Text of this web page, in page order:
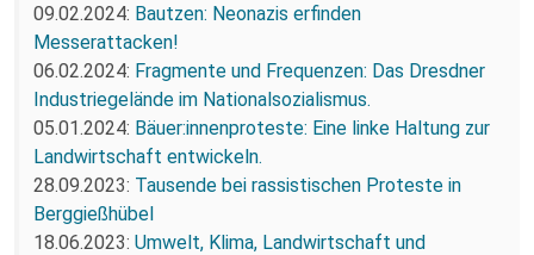
09.02.2024: Bautzen: Neonazis erfinden
Messerattacken!
06.02.2024: Fragmente und Frequenzen: Das Dresdner
Industriegelände im Nationalsozialismus.
05.01.2024: Bäuer:innenproteste: Eine linke Haltung zur
Landwirtschaft entwickeln.
28.09.2023: Tausende bei rassistischen Proteste in
Berggießhübel
18.06.2023: Umwelt, Klima, Landwirtschaft und